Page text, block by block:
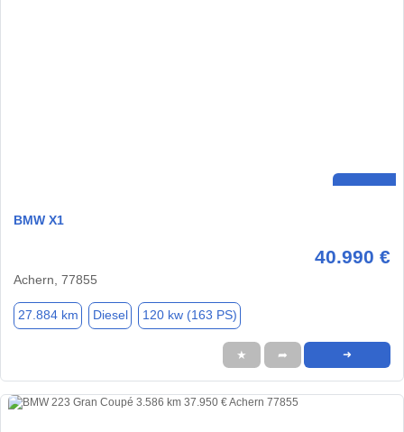
BMW X1
40.990 €
Achern, 77855
27.884 km Diesel 120 kw (163 PS)
★ ➦ ➜